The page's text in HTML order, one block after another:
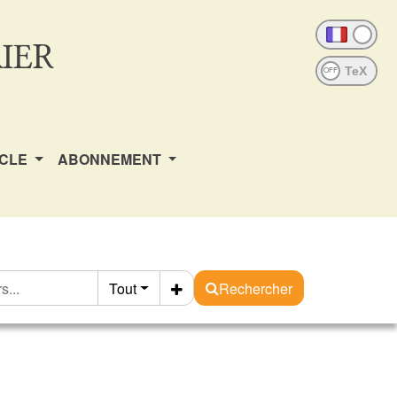
OFF
ABONNEMENT
Tout Rechercher